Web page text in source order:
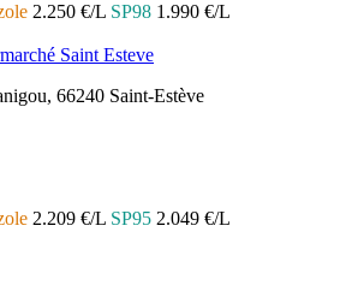
2.250 €/L SP98 1.990 €/L
Saint Esteve
66240 Saint-Estève
2.209 €/L SP95 2.049 €/L